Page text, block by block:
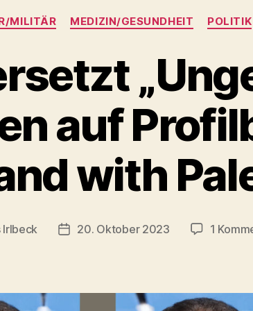
Kategorien
MILITÄR MEDIZIN/GESUNDHEIT POLITIK
auf
with
Irlbeck Veröffentlichungsdatum
20. Oktober 2023 1